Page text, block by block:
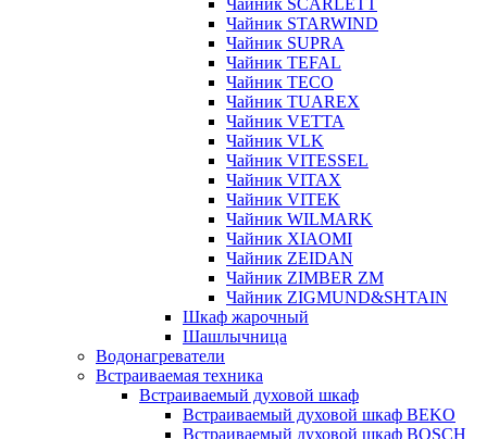
Чайник SCARLETT
Чайник STARWIND
Чайник SUPRA
Чайник TEFAL
Чайник TECO
Чайник TUAREX
Чайник VETTA
Чайник VLK
Чайник VITESSEL
Чайник VITAX
Чайник VITEK
Чайник WILMARK
Чайник XIAOMI
Чайник ZEIDAN
Чайник ZIMBER ZM
Чайник ZIGMUND&SHTAIN
Шкаф жарочный
Шашлычница
Водонагреватели
Встраиваемая техника
Встраиваемый духовой шкаф
Встраиваемый духовой шкаф BEKO
Встраиваемый духовой шкаф BOSCH